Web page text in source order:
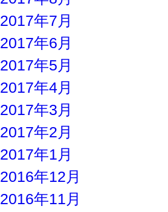
2017年7月
2017年6月
2017年5月
2017年4月
2017年3月
2017年2月
2017年1月
2016年12月
2016年11月